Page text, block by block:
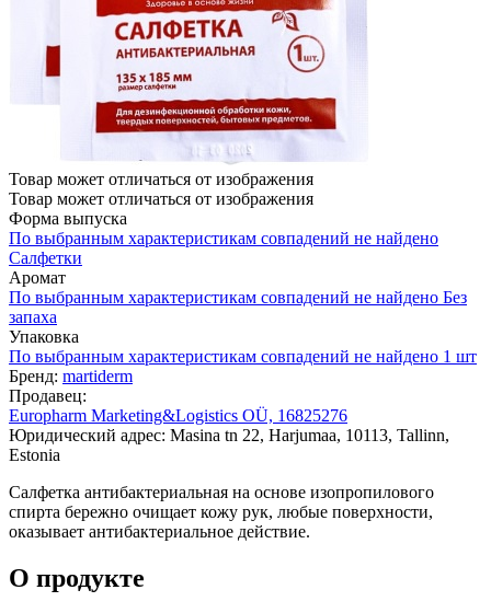
Товар может отличаться от изображения
Товар может отличаться от изображения
Форма выпуска
По выбранным характеристикам совпадений не найдено
Салфетки
Аромат
По выбранным характеристикам совпадений не найдено Без
запаха
Упаковка
По выбранным характеристикам совпадений не найдено 1 шт
Бренд: martiderm
Продавец:
Europharm Marketing&Logistics OÜ, 16825276
Юридический адрес: Masina tn 22, Harjumaa, 10113, Tallinn,
Estonia
Салфетка антибактериальная на основе изопропилового
спирта бережно очищает кожу рук, любые поверхности,
оказывает антибактериальное действие.
О продукте